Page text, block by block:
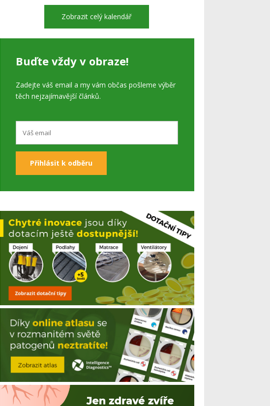
Zobrazit celý kalendář
Buďte vždy v obraze!
Zadejte váš email a my vám občas pošleme výběr
těch nejzajímavější článků.